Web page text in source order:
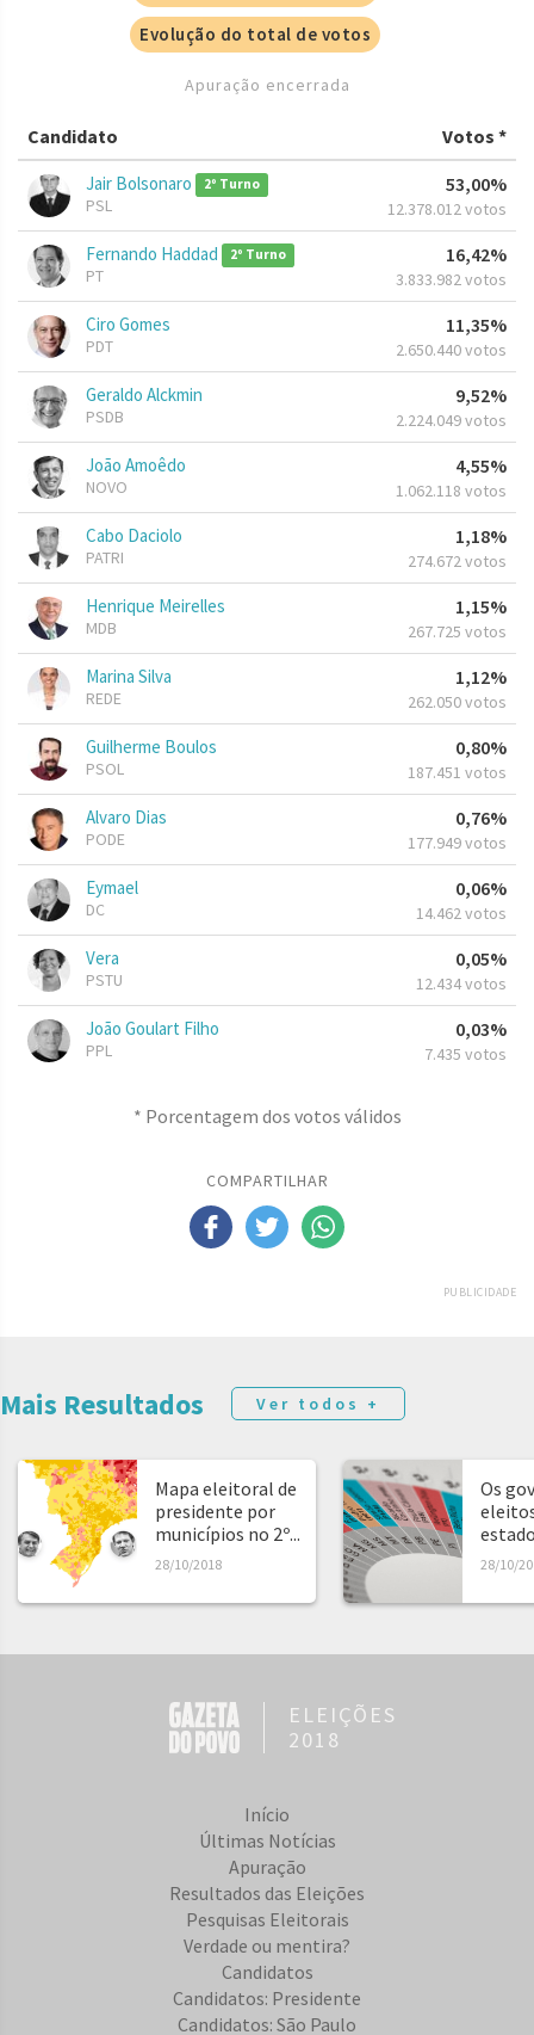
Evolução do total de votos
Apuração encerrada
Candidato Votos *
Jair Bolsonaro 2º Turno
PSL
53,00%
12.378.012 votos
Fernando Haddad 2º Turno
PT
16,42%
3.833.982 votos
Ciro Gomes
PDT
11,35%
2.650.440 votos
Geraldo Alckmin
PSDB
9,52%
2.224.049 votos
João Amoêdo
NOVO
4,55%
1.062.118 votos
Cabo Daciolo
PATRI
1,18%
274.672 votos
Henrique Meirelles
MDB
1,15%
267.725 votos
Marina Silva
REDE
1,12%
262.050 votos
Guilherme Boulos
PSOL
0,80%
187.451 votos
Alvaro Dias
PODE
0,76%
177.949 votos
Eymael
DC
0,06%
14.462 votos
Vera
PSTU
0,05%
12.434 votos
João Goulart Filho
PPL
0,03%
7.435 votos
* Porcentagem dos votos válidos
COMPARTILHAR
PUBLICIDADE
Mais Resultados Ver todos +
Mapa eleitoral de
presidente por
municípios no 2º...
28/10/2018
Os
28/10/
ELEIÇÕES
2018
Início
Últimas Notícias
Apuração
Resultados das Eleições
Pesquisas Eleitorais
Verdade ou mentira?
Candidatos
Candidatos: Presidente
Candidatos: São Paulo